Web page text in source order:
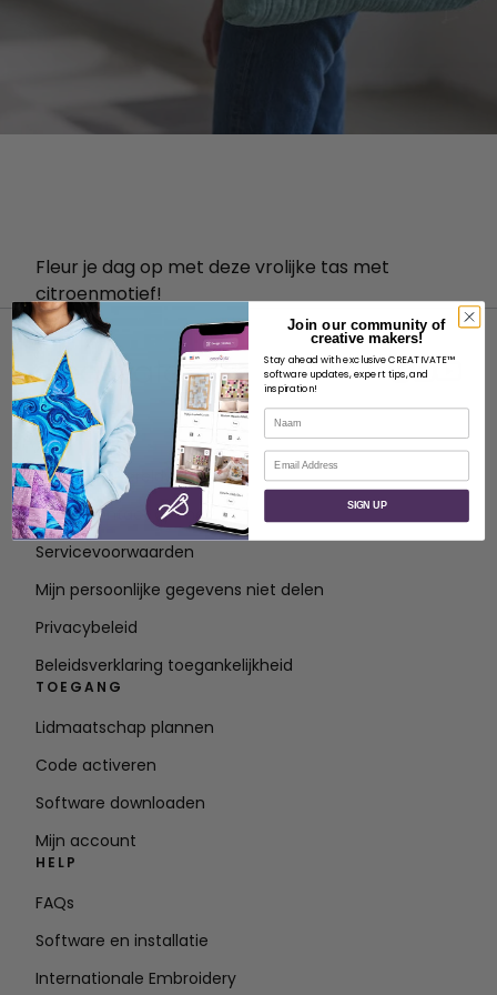
Fleur je dag op met deze vrolijke tas met
citroenmotief!
OVER
Over SVP Wereldwijd
Neem contact op met
Servicevoorwaarden
Mijn persoonlijke gegevens niet delen
Privacybeleid
Beleidsverklaring toegankelijkheid
TOEGANG
Lidmaatschap plannen
Code activeren
Software downloaden
Mijn account
HELP
FAQs
Software en installatie
Internationale Embroidery
Join our community of
creative makers!
Stay ahead with exclusive CREATIVATE™
software updates, expert tips, and
inspiration!
Naam
E-mail
SIGN UP